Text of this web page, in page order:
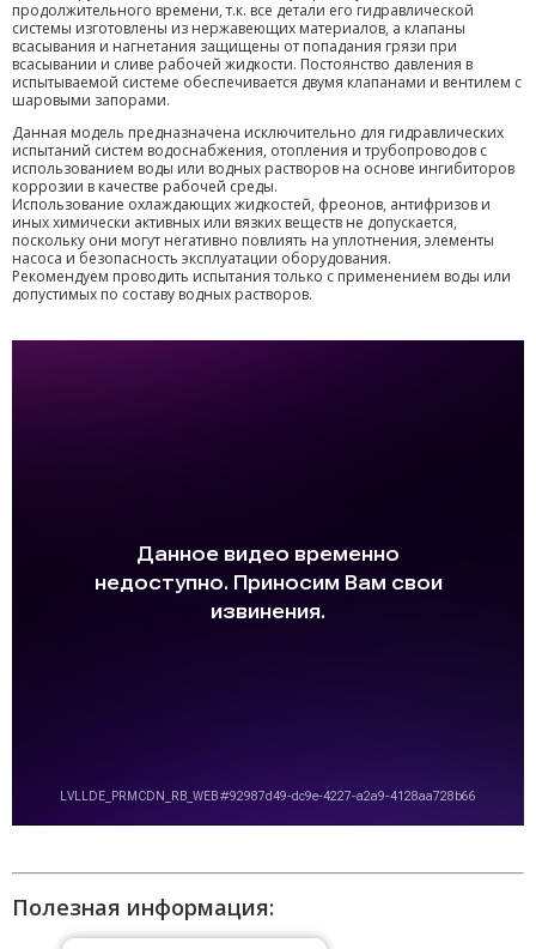
продолжительного времени, т.к. все детали его гидравлической
системы изготовлены из нержавеющих материалов, а клапаны
всасывания и нагнетания защищены от попадания грязи при
всасывании и сливе рабочей жидкости. Постоянство давления в
испытываемой системе обеспечивается двумя клапанами и вентилем с
шаровыми запорами.
Данная модель предназначена исключительно для гидравлических
испытаний систем водоснабжения, отопления и трубопроводов с
использованием воды или водных растворов на основе ингибиторов
коррозии в качестве рабочей среды.
Использование охлаждающих жидкостей, фреонов, антифризов и
иных химически активных или вязких веществ не допускается,
поскольку они могут негативно повлиять на уплотнения, элементы
насоса и безопасность эксплуатации оборудования.
Рекомендуем проводить испытания только с применением воды или
допустимых по составу водных растворов.
Полезная информация: